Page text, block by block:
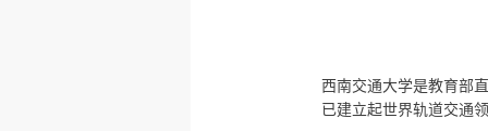
西南交通大学是教育部
已建立起世界轨道交通